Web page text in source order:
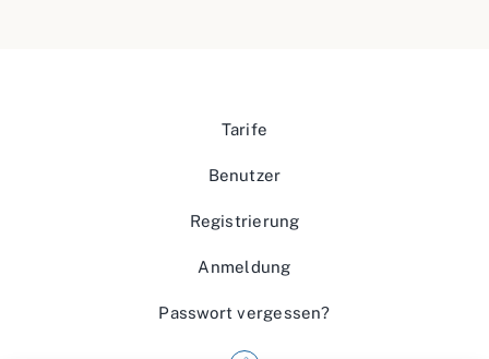
Tarife
Benutzer
Registrierung
Anmeldung
Passwort vergessen?